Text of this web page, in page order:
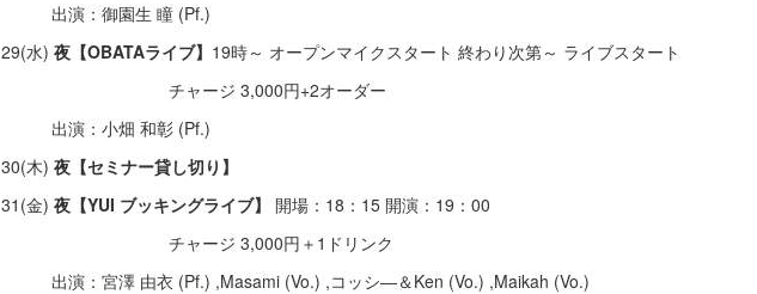
出演：御園生 瞳 (Pf.)
29(水) 夜【OBATAライブ】 19時～ オープンマイクスタート 終わり次第～ ライブスタート
チャージ 3,000円+2オーダー
出演：小畑 和彰 (Pf.)
30(木) 夜【セミナー貸し切り】
31(金) 夜【YUI ブッキングライブ】 開場：18：15 開演：19：00
チャージ 3,000円＋1ドリンク
出演：宮澤 由衣 (Pf.) ,Masami (Vo.) ,コッシ―＆Ken (Vo.) ,Maikah (Vo.)